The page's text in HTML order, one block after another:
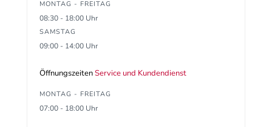
MONTAG - FREITAG
08:30 - 18:00 Uhr
SAMSTAG
09:00 - 14:00 Uhr
ÖffnungszeitenService und Kundendienst
MONTAG - FREITAG
07:00 - 18:00 Uhr